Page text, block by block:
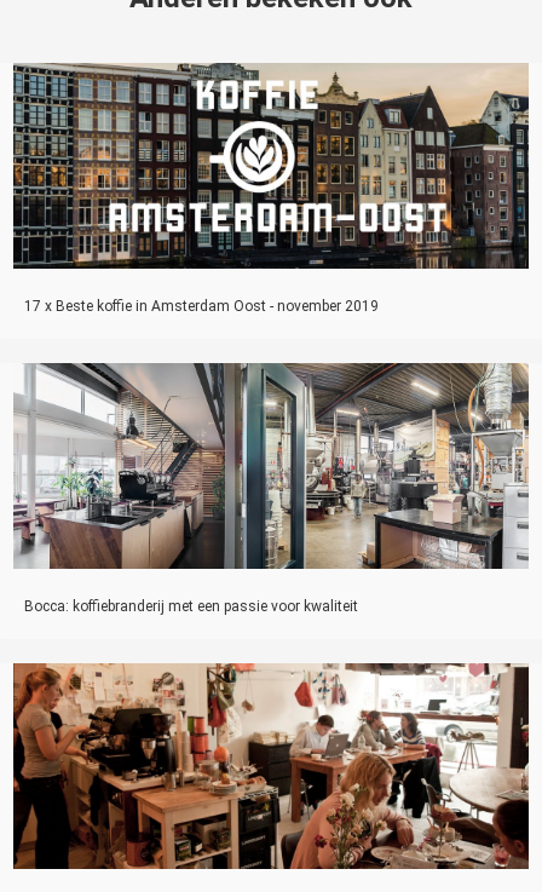
17 x Beste koffie in Amsterdam Oost - november 2019
Bocca: koffiebranderij met een passie voor kwaliteit